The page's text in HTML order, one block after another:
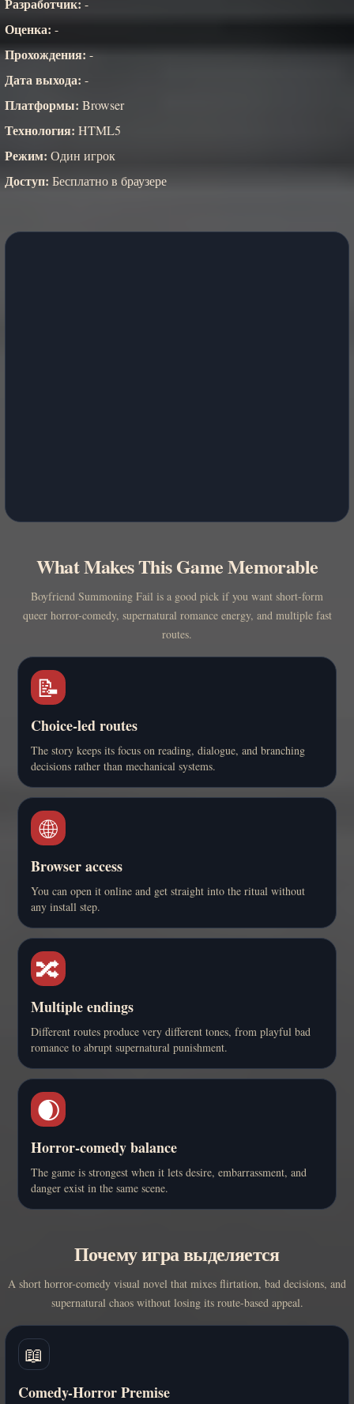
Разработчик: -
Оценка: -
Прохождения: -
Дата выхода: -
Платформы: Browser
Технология: HTML5
Режим: Один игрок
Доступ: Бесплатно в браузере
What Makes This Game Memorable
Boyfriend Summoning Fail is a good pick if you want short-form
queer horror-comedy, supernatural romance energy, and multiple fast
routes.
📝
Choice-led routes
The story keeps its focus on reading, dialogue, and branching
decisions rather than mechanical systems.
🌐
Browser access
You can open it online and get straight into the ritual without
any install step.
🔀
Multiple endings
Different routes produce very different tones, from playful bad
romance to abrupt supernatural punishment.
🌒
Horror-comedy balance
The game is strongest when it lets desire, embarrassment, and
danger exist in the same scene.
Почему игра выделяется
A short horror-comedy visual novel that mixes flirtation, bad decisions, and
supernatural chaos without losing its route-based appeal.
📖
Comedy-Horror Premise